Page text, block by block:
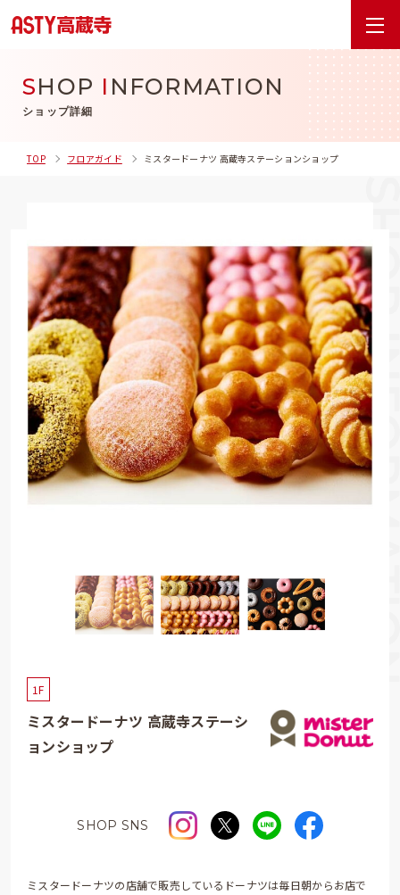
SHOP I NFORMATION
ショップ詳細
TOP フロアガイド ミスタードーナツ 高蔵寺ステーションショップ
1F
ミスタードーナツ 高蔵寺ステーシ
ョンショップ
SHOP SNS
ミスタードーナツの店舗で販売しているドーナツは毎日朝からお店で